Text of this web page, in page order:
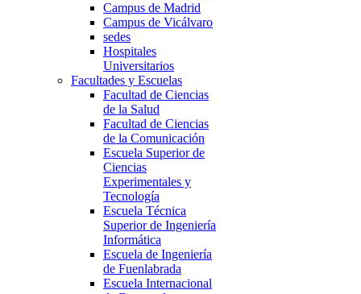
Campus de Madrid
Campus de Vicálvaro
sedes
Hospitales
Universitarios
Facultades y Escuelas
Facultad de Ciencias
de la Salud
Facultad de Ciencias
de la Comunicación
Escuela Superior de
Ciencias
Experimentales y
Tecnología
Escuela Técnica
Superior de Ingeniería
Informática
Escuela de Ingeniería
de Fuenlabrada
Escuela Internacional